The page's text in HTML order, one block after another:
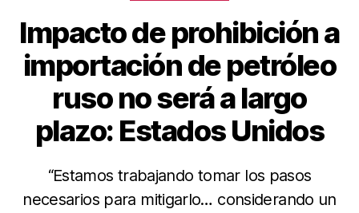
Impacto de prohibición a
importación de petróleo
ruso no será a largo
plazo: Estados Unidos
“Estamos trabajando tomar los pasos
necesarios para mitigarlo… considerando un